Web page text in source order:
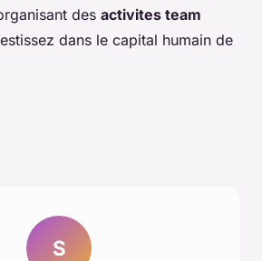
des activites team
dans le capital humain de
S